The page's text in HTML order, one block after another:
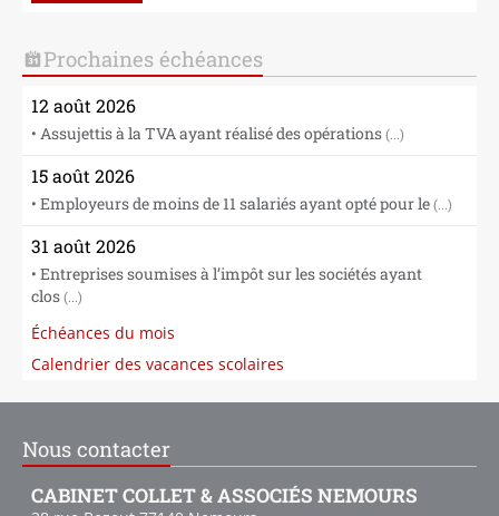
Prochaines échéances
12 août 2026
• Assujettis à la TVA ayant réalisé des opérations (...)
15 août 2026
• Employeurs de moins de 11 salariés ayant opté pour le (...)
31 août 2026
• Entreprises soumises à l’impôt sur les sociétés ayant
clos (...)
Échéances du mois
Calendrier des vacances scolaires
Nous contacter
CABINET COLLET & ASSOCIÉS NEMOURS